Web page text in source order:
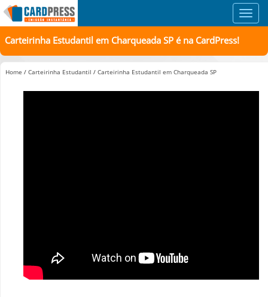
Carteirinha Estudantil em Charqueada SP é na CardPress!
Home / Carteirinha Estudantil / Carteirinha Estudantil em Charqueada SP